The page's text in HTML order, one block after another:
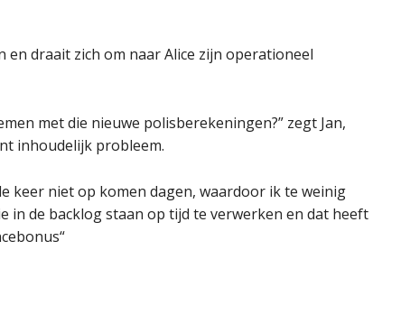
en draait zich om naar Alice zijn operationeel
met die nieuwe polisberekeningen?” zegt Jan,
inhoudelijk probleem.
keer niet op komen dagen, waardoor ik te weinig
in de backlog staan op tijd te verwerken en dat heeft